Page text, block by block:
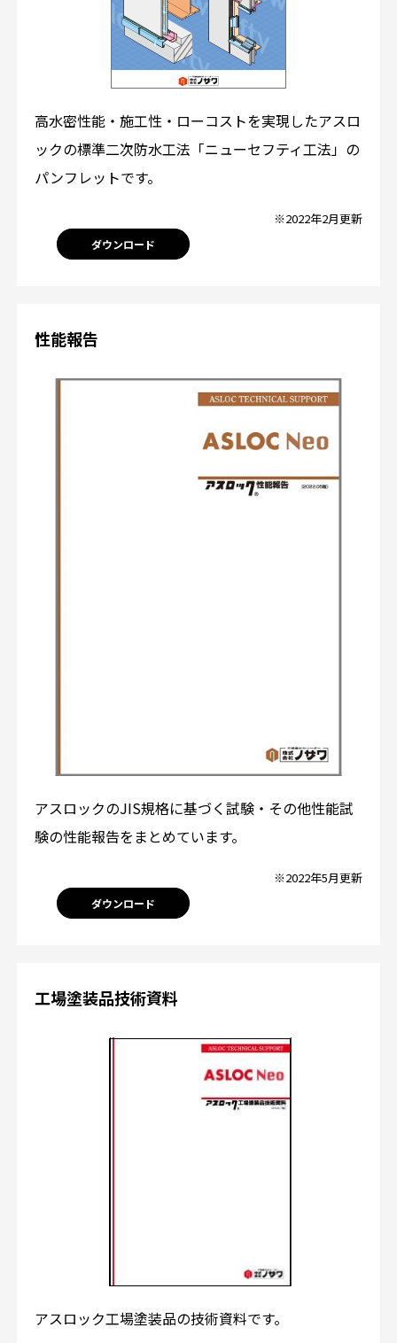
高水密性能・施工性・ローコストを実現したアスロ
ックの標準二次防水工法「ニューセフティ工法」の
パンフレットです。
※2022年2月更新
ダウンロード
性能報告
アスロックのJIS規格に基づく試験・その他性能試
験の性能報告をまとめています。
※2022年5月更新
ダウンロード
工場塗装品技術資料
アスロック工場塗装品の技術資料です。